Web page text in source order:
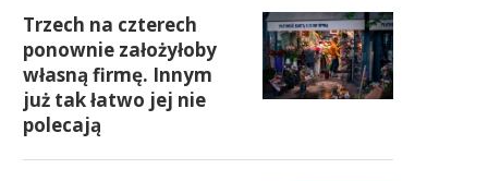
Trzech na czterech
ponownie założyłoby
własną firmę. Innym
już tak łatwo jej nie
polecają